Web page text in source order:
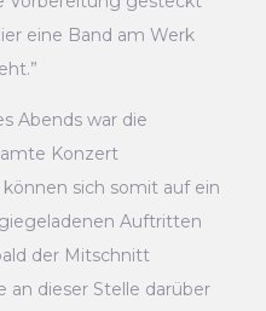
eine Band am Werk
Abends war die
Konzert
sich somit auf ein
Auftritten
der Mitschnitt
an dieser Stelle darüber